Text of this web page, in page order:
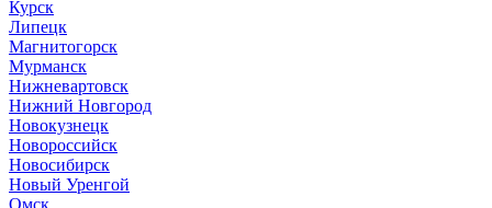
Курск
Липецк
Магнитогорск
Мурманск
Нижневартовск
Нижний Новгород
Новокузнецк
Новороссийск
Новосибирск
Новый Уренгой